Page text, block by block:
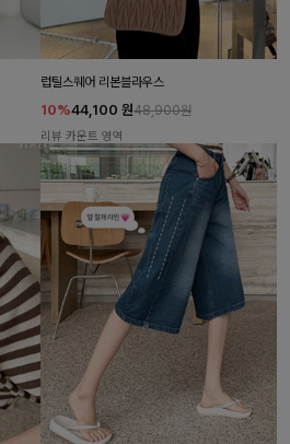
럽틸스퀘어 리본블라우스
10%44,100 원48,900원
리뷰 카운트 영역